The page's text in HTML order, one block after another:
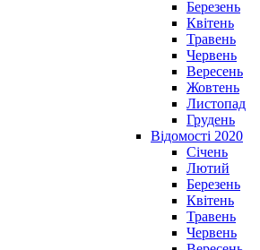
Березень
Квітень
Травень
Червень
Вересень
Жовтень
Листопад
Грудень
Відомості 2020
Січень
Лютий
Березень
Квітень
Травень
Червень